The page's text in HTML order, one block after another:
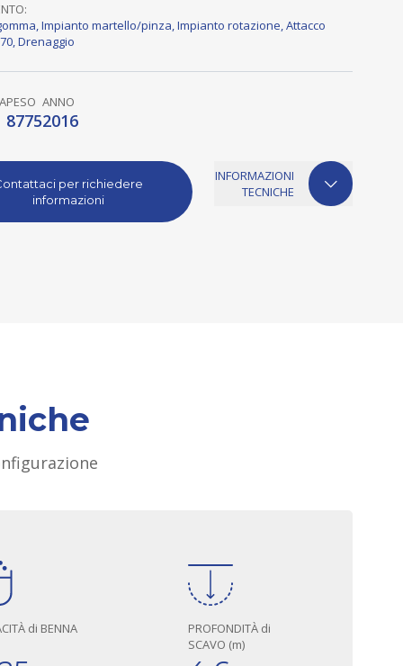
,Impianto martello/pinza,Impianto rotazione,Attacco
,Drenaggio
PESO
8775
ANNO
2016
per richiedere
informazioni
INFORMAZIONI
TECNICHE
di BENNA
PROFONDITÀ di
SCAVO (m)